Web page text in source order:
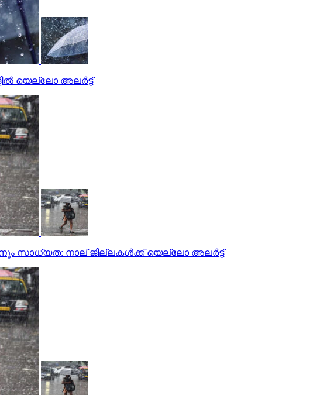
യെല്ലോ അലർട്ട്
സാധ്യത: നാല് ജില്ലകള്‍ക്ക് യെല്ലോ അലര്‍ട്ട്